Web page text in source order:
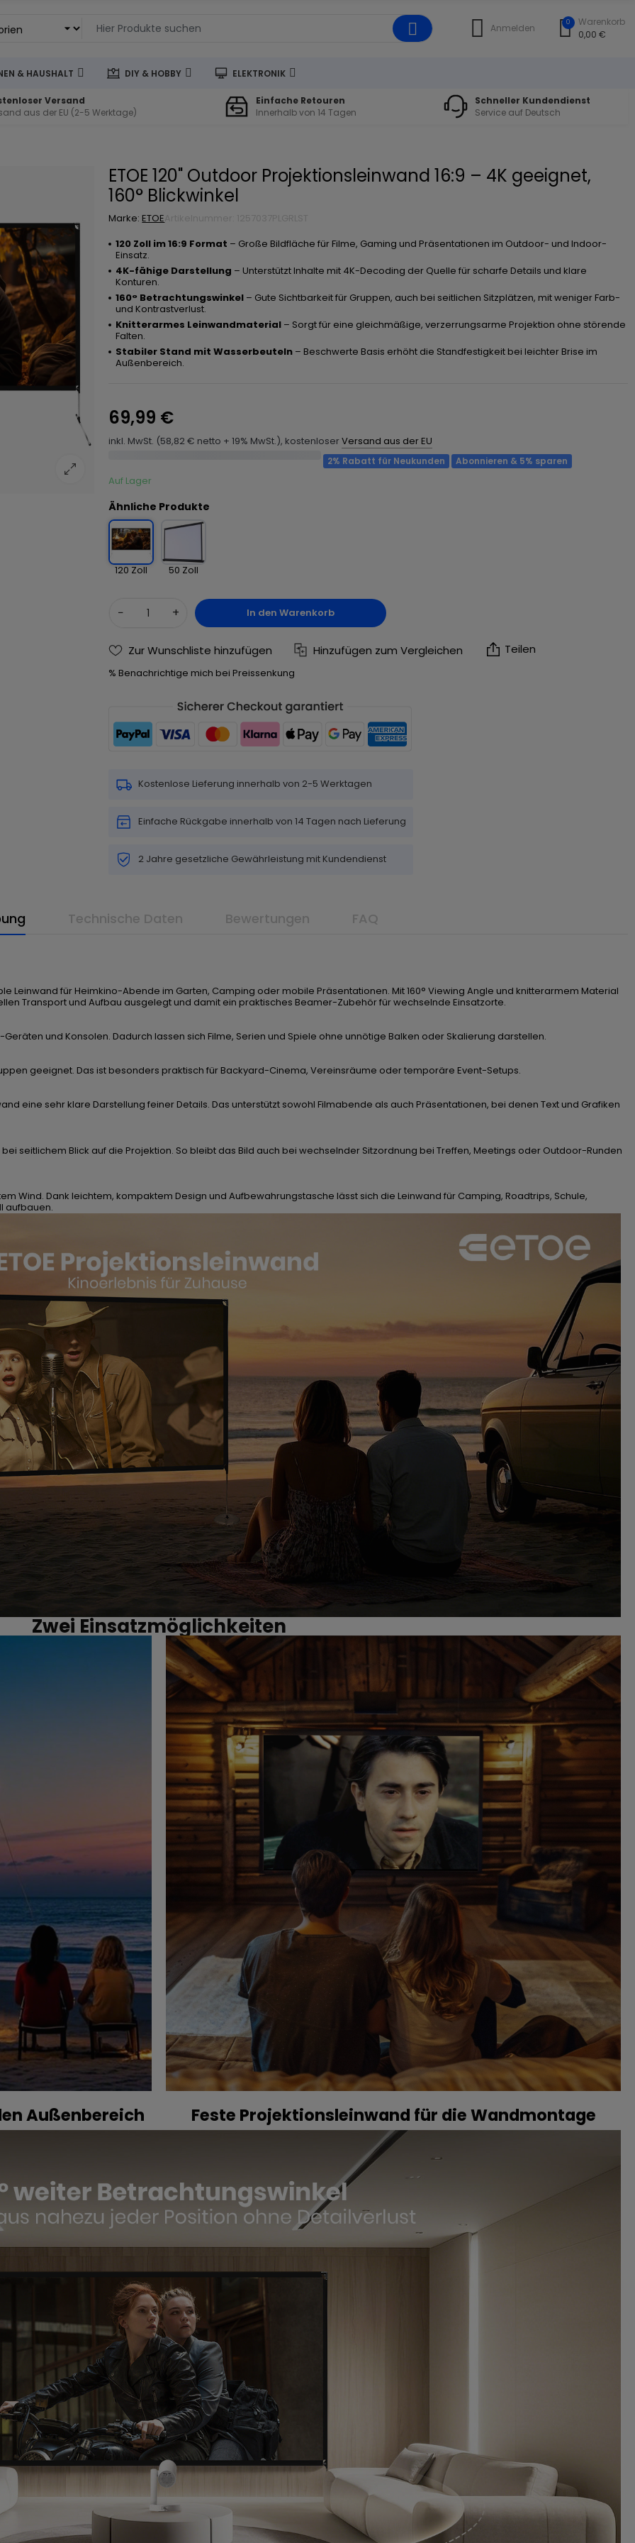
Anmelden 0
Warenkorb
0,00 €
& HAUSHALT DIY & HOBBY ELEKTRONIK
Versand
aus der EU (2-5 Werktage)
Einfache Retouren
Innerhalb von 14 Tagen
Schneller Kundendienst
Service auf Deutsch
ETOE 120" Outdoor Projektionsleinwand 16:9 – 4K geeignet,
160° Blickwinkel
Marke: ETOE
120 Zoll im 16:9 Format – Große Bildfläche für Filme, Gaming und Präsentationen im Outdoor- und Indoor-
Einsatz.
4K-fähige Darstellung – Unterstützt Inhalte mit 4K-Decoding der Quelle für scharfe Details und klare
Konturen.
160° Betrachtungswinkel – Gute Sichtbarkeit für Gruppen, auch bei seitlichen Sitzplätzen, mit weniger Farb-
und Kontrastverlust.
Knitterarmes Leinwandmaterial – Sorgt für eine gleichmäßige, verzerrungsarme Projektion ohne störende
Falten.
Stabiler Stand mit Wasserbeuteln – Beschwerte Basis erhöht die Standfestigkeit bei leichter Brise im
Außenbereich.
69,99 €
inkl. MwSt. (58,82 € netto + 19% MwSt.), kostenloserVersand aus der EU
2% Rabatt für Neukunden Abonnieren & 5% sparen
Auf Lager
Ähnliche Produkte
120 Zoll 50 Zoll
− + In den Warenkorb
Zur Wunschliste hinzufügen Hinzufügen zum Vergleichen Teilen
% Benachrichtige mich bei Preissenkung
Kostenlose Lieferung innerhalb von 2-5 Werktagen
Einfache Rückgabe innerhalb von 14 Tagen nach Lieferung
2 Jahre gesetzliche Gewährleistung mit Kundendienst
Technische Daten Bewertungen FAQ
Leinwand für Heimkino-Abende im Garten, Camping oder mobile Präsentationen. Mit 160° Viewing Angle und knitterarmem Material
Transport und Aufbau ausgelegt und damit ein praktisches Beamer-Zubehör für wechselnde Einsatzorte.
und Konsolen. Dadurch lassen sich Filme, Serien und Spiele ohne unnötige Balken oder Skalierung darstellen.
geeignet. Das ist besonders praktisch für Backyard-Cinema, Vereinsräume oder temporäre Event-Setups.
eine sehr klare Darstellung feiner Details. Das unterstützt sowohl Filmabende als auch Präsentationen, bei denen Text und Grafiken
seitlichem Blick auf die Projektion. So bleibt das Bild auch bei wechselnder Sitzordnung bei Treffen, Meetings oder Outdoor-Runden
Wind. Dank leichtem, kompaktem Design und Aufbewahrungstasche lässt sich die Leinwand für Camping, Roadtrips, Schule,
aufbauen.
Zwei Einsatzmöglichkeiten
Außenbereich Feste Projektionsleinwand für die Wandmontage